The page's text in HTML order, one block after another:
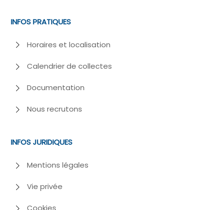
INFOS PRATIQUES
Horaires et localisation
Calendrier de collectes
Documentation
Nous recrutons
INFOS JURIDIQUES
Mentions légales
Vie privée
Cookies